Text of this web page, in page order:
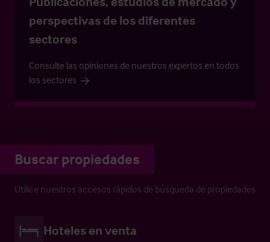
perspectivas de los diferentes
sectores
Consulte las opiniones de nuestros expertos en todos
los sectores
Buscar propiedades
Utilice nuestros accesos rápidos de búsqueda de propiedades
Hoteles en venta